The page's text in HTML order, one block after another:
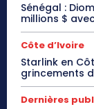
Sénégal :
millions $
Côte d’Ivoire
Starlink en
grincements
Dernières